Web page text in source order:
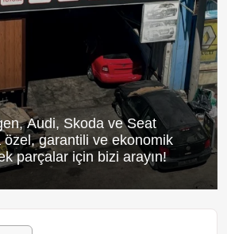
Audi, Skoda ve Seat
özel, garantili ve ekonomik
parçalar için bizi arayın!